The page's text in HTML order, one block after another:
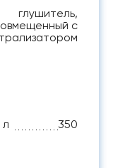
глушитель,
с
л 350